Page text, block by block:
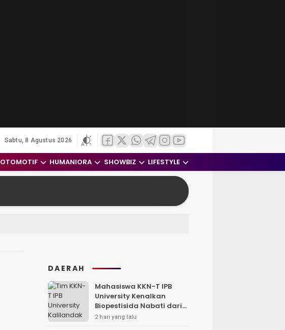
Sabtu, 8 Agustus 2026
OTOMOTIF HUMANIORA SHOWBIZ LIFESTYLE
DAERAH
Mahasiswa KKN-T IPB
University Kenalkan
Biopestisida Nabati dari
Daun Pepaya
2 hari yang lalu